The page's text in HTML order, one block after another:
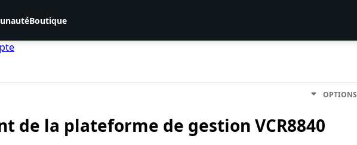
Boutique
OPTIONS
de la plateforme de gestion VCR8840